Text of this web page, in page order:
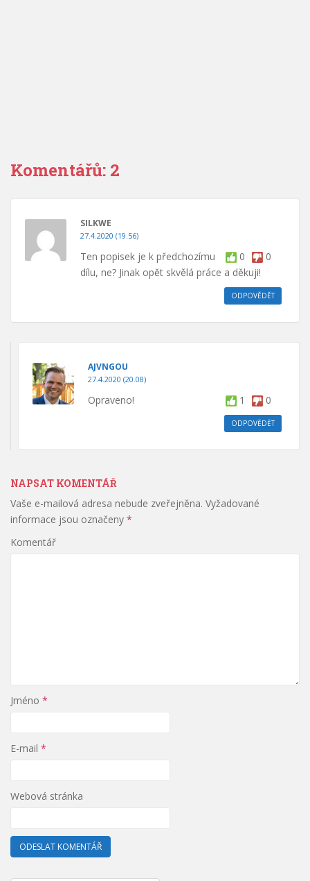
Komentářů: 2
SILKWE
27.4.2020 (19.56)
0 0
Ten popisek je k předchozímu
dílu, ne? Jinak opět skvělá práce a děkuji!
ODPOVĚDĚT
AJVNGOU
27.4.2020 (20.08)
1 0
Opraveno!
ODPOVĚDĚT
NAPSAT KOMENTÁŘ
Vaše e-mailová adresa nebude zveřejněna. Vyžadované
informace jsou označeny *
Komentář
Jméno *
E-mail *
Webová stránka